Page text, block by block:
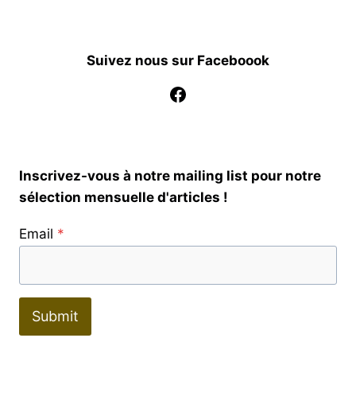
Suivez nous sur Faceboook
Facebook
Inscrivez-vous à notre mailing list pour notre
sélection mensuelle d'articles !
Email *
Submit